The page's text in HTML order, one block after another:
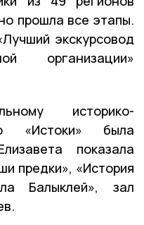
прошла все этапы.
экскурсовод
организации»
историко-
«Истоки» была
показала
предки», «История
Балыклей», зал